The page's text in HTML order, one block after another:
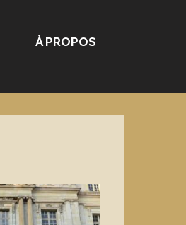
À PROPOS